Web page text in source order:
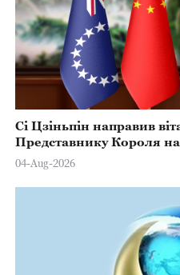
Сі Цзіньпін направив
Представнику Короля
Марстерсу з нагоди Дня
04-Aug-2026